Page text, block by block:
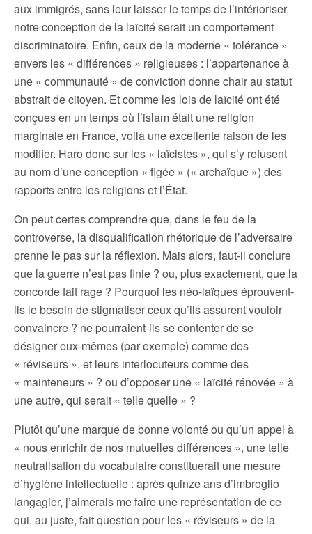
aux immigrés, sans leur laisser le temps de l’intérioriser,
notre conception de la laïcité serait un comportement
discriminatoire. Enfin, ceux de la moderne « tolérance »
envers les « différences » religieuses : l’appartenance à
une « communauté » de conviction donne chair au statut
abstrait de citoyen. Et comme les lois de laïcité ont été
conçues en un temps où l’islam était une religion
marginale en France, voilà une excellente raison de les
modifier. Haro donc sur les « laïcistes », qui s’y refusent
au nom d’une conception « figée » (« archaïque ») des
rapports entre les religions et l’État.
On peut certes comprendre que, dans le feu de la
controverse, la disqualification rhétorique de l’adversaire
prenne le pas sur la réflexion. Mais alors, faut-il conclure
que la guerre n’est pas finie ? ou, plus exactement, que la
concorde fait rage ? Pourquoi les néo-laïques éprouvent-
ils le besoin de stigmatiser ceux qu’ils assurent vouloir
convaincre ? ne pourraient-ils se contenter de se
désigner eux-mêmes (par exemple) comme des
« réviseurs », et leurs interlocuteurs comme des
« mainteneurs » ? ou d’opposer une « laïcité rénovée » à
une autre, qui serait « telle quelle » ?
Plutôt qu’une marque de bonne volonté ou qu’un appel à
« nous enrichir de nos mutuelles différences », une telle
neutralisation du vocabulaire constituerait une mesure
d’hygiène intellectuelle : après quinze ans d’imbroglio
langagier, j’aimerais me faire une représentation de ce
qui, au juste, fait question pour les « réviseurs » de la